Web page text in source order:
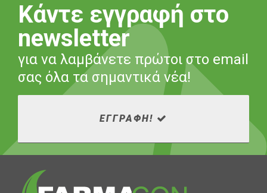
Κάντε εγγραφή στο
newsletter
για να λαμβάνετε πρώτοι στο email
σας όλα τα σημαντικά νέα!
ΕΓΓΡΑΦΗ!